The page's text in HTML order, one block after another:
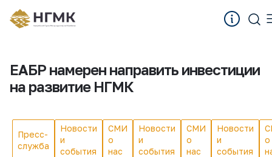
ЕАБР намерен направить инвестиции
на развитие НГМК
Пресс-
служба
Новости
и
события
СМИ
о
нас
Новости
и
события
СМИ
о
нас
Новости
и
события
о